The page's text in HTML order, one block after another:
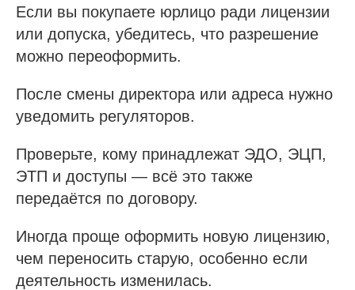
Если вы покупаете юрлицо ради лицензии
или допуска, убедитесь, что разрешение
можно переоформить.
После смены директора или адреса нужно
уведомить регуляторов.
Проверьте, кому принадлежат ЭДО, ЭЦП,
ЭТП и доступы — всё это также
передаётся по договору.
Иногда проще оформить новую лицензию,
чем переносить старую, особенно если
деятельность изменилась.